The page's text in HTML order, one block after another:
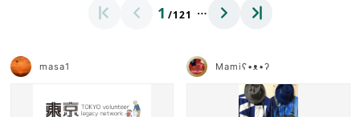
1 /121 …
masa1 Mamiʕ•ᴥ•ʔ